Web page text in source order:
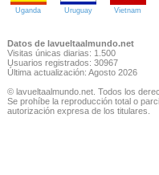
Uganda Uruguay Vietnam
Datos de lavueltaalmundo.net
Visitas únicas diarias: 1.500
Usuarios registrados: 30967
Última actualización: Agosto 2026
© lavueltaalmundo.net. Todos los
Se prohíbe la reproducción total o
autorización expresa de los titulares.